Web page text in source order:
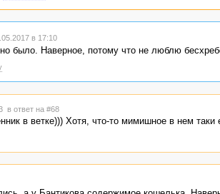
в 17:10
было. Наверное, потому что не люблю
в ответ на #68
в ветке))) Хотя, что-то мимишное в нем таки